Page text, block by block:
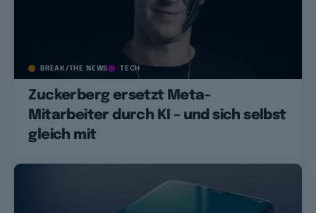
BREAK/THE NEWS TECH
Zuckerberg ersetzt Meta-
Mitarbeiter durch KI – und sich selbst
gleich mit